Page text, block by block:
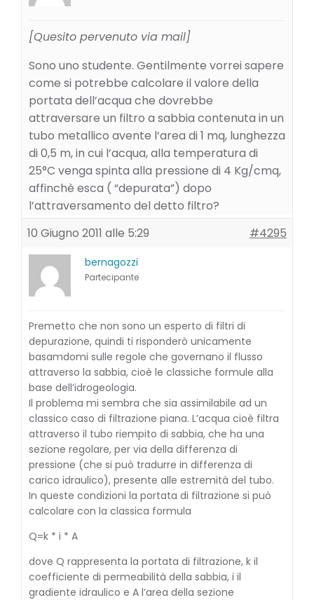
[Quesito pervenuto via mail]
Sono uno studente. Gentilmente vorrei sapere
come si potrebbe calcolare il valore della
portata dell’acqua che dovrebbe
attraversare un filtro a sabbia contenuta in un
tubo metallico avente l’area di 1 mq, lunghezza
di 0,5 m, in cui l’acqua, alla temperatura di
25°C venga spinta alla pressione di 4 Kg/cmq,
affinchè esca ( “depurata”) dopo
l’attraversamento del detto filtro?
10 Giugno 2011 alle 5:29
#4295
bernagozzi
Partecipante
Premetto che non sono un esperto di filtri di
depurazione, quindi ti risponderò unicamente
basamdomi sulle regole che governano il flusso
attraverso la sabbia, cioè le classiche formule alla
base dell’idrogeologia.
Il problema mi sembra che sia assimilabile ad un
classico caso di filtrazione piana. L’acqua cioè filtra
attraverso il tubo riempito di sabbia, che ha una
sezione regolare, per via della differenza di
pressione (che si può tradurre in differenza di
carico idraulico), presente alle estremità del tubo.
In queste condizioni la portata di filtrazione si può
calcolare con la classica formula
Q=k * i * A
dove Q rappresenta la portata di filtrazione, k il
coefficiente di permeabilità della sabbia, i il
gradiente idraulico e A l’area della sezione